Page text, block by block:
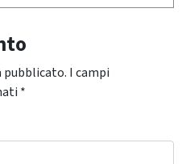
pubblicato. I campi
*